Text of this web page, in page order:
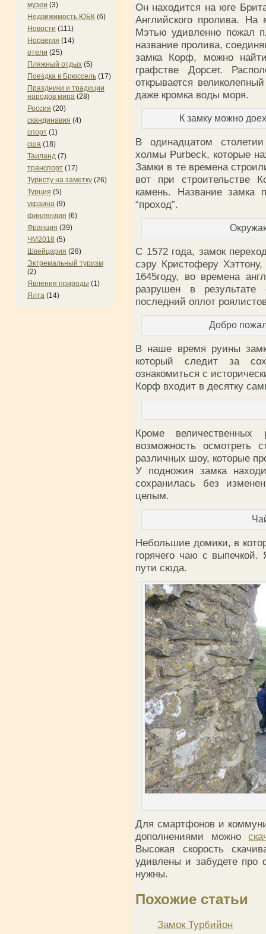
музеи (3)
Недвижимость ЮБК (6)
Новости (111)
Норвегия (14)
отели (25)
Пляжный отдых (5)
Поездка в Брюссель (17)
Праздники и традиции
народов мира (28)
Россия (20)
скандинавия (4)
спорт (1)
сша (18)
Таиланд (7)
транспорт (17)
Туристу на заметку (26)
Турция (5)
украина (9)
финляндия (6)
Франция (39)
ЧМ2018 (5)
Швейцария (28)
Эктремальный туризм
(2)
Явления природы (1)
Ялта (14)
Он находится на юге
Английского пролива.
Мэтью удивленно пожал
название пролива,
замка Корф, можно
графстве Дорсет.
открывается
даже кромка воды моря.
К замку можно
В одинадцатом
холмы Purbeck, которые
Замки в те времена
вот при строительстве
камень. Название замка
“проход”.
С 1572 года, замок
сэру Кристоферу
1645году, во времена
разрушен в
последний оплот
Добро
В наше время руины
который следит за
ознакомиться с
Корф входит в десятку
Кроме
возможность осмотреть
различных шоу, которые
У подножия замка
сохранилась без
целым.
Небольшие домики, в
горячего чаю с
пути сюда.
Для смартфонов и
дополнениями можно
Высокая скорость
удивлены и забудете про
нужны.
Похожие статьи
Замок Турбийон